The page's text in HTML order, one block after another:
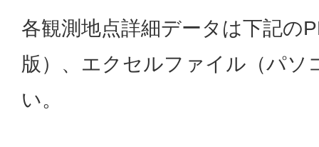
各観測地点詳細データは下記の
版）、エクセルファイル（パソ
い。